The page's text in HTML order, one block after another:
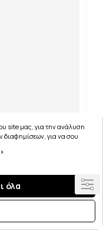
ΚΑΘΑΡΙΣΤΙΚΟ
145ml
site μας, για την ανάλυση
διαφημίσεων, για να σου
όλα